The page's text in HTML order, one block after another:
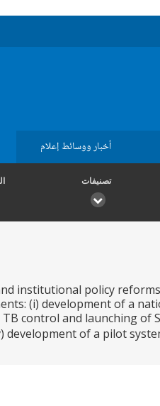
أخبار ووسائط إعلام
تصنيفات
institutional policy
(i) development of a
control and launching of
development of a pilot